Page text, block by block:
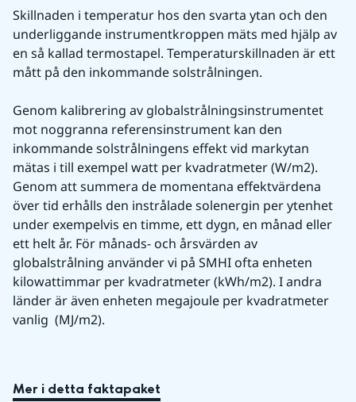
Skillnaden i temperatur hos den svarta ytan och den
underliggande instrumentkroppen mäts med hjälp av
en så kallad termostapel. Temperaturskillnaden är ett
mått på den inkommande solstrålningen.
Genom kalibrering av globalstrålningsinstrumentet
mot noggranna referensinstrument kan den
inkommande solstrålningens effekt vid markytan
mätas i till exempel watt per kvadratmeter (W/m2).
Genom att summera de momentana effektvärdena
över tid erhålls den instrålade solenergin per ytenhet
under exempelvis en timme, ett dygn, en månad eller
ett helt år. För månads- och årsvärden av
globalstrålning använder vi på SMHI ofta enheten
kilowattimmar per kvadratmeter (kWh/m2). I andra
länder är även enheten megajoule per kvadratmeter
vanlig  (MJ/m2).
Mer i detta faktapaket